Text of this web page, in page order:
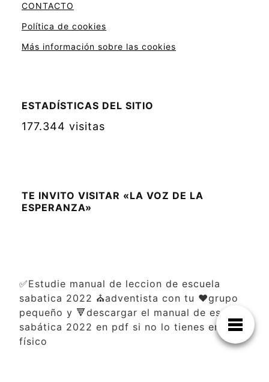
CONTACTO
Política de cookies
Más información sobre las cookies
ESTADÍSTICAS DEL SITIO
177.344 visitas
TE INVITO VISITAR «LA VOZ DE LA
ESPERANZA»
✅Estudie manual de leccion de escuela
sabatica 2022 ⛪adventista con tu ❤️grupo
pequeño y 🔻descargar el manual de escuela
sabática 2022 en pdf si no lo tienes en
físico